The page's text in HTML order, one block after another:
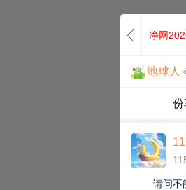
净网
地球人
份
请问不